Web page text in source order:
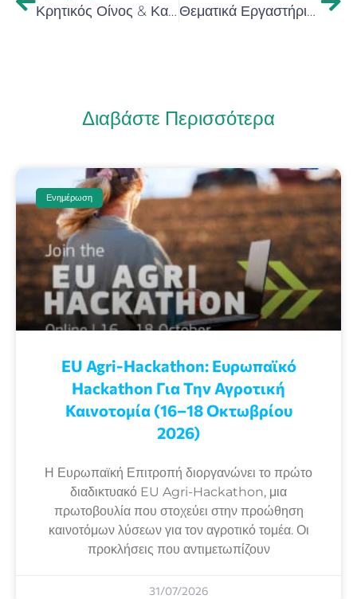
Κρητικός Οίνος & Καινοτομία: Το IBO στα «ΟιΝοτικά 2026» Θεματικά Εργαστήρια για την Έξυπνη Εξειδίκευση: Η Κρήτη συμμετέχει στον εθνικό διάλογο για την καινοτομία
Διαβάστε Περισσότερα
Ενημέρωση
EU Agri-Hackathon: Eυρωπαϊκό
Ηackathon Για Την Αγροτική
Καινοτομία (16–18 Οκτωβρίου
2026)
Η Ευρωπαϊκή Επιτροπή διοργανώνει το πρώτο
διαδικτυακό EU Agri-Hackathon, μια
πρωτοβουλία που στοχεύει στην προώθηση
καινοτόμων λύσεων για τον αγροτικό τομέα. Οι
προκλήσεις που αντιμετωπίζουν
31/07/2026